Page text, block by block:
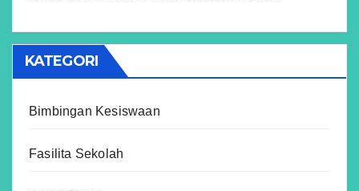
KATEGORI
Bimbingan Kesiswaan
Fasilita Sekolah